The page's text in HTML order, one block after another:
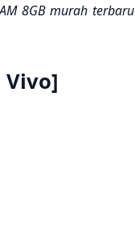
8GB murah terbaru
Vivo]